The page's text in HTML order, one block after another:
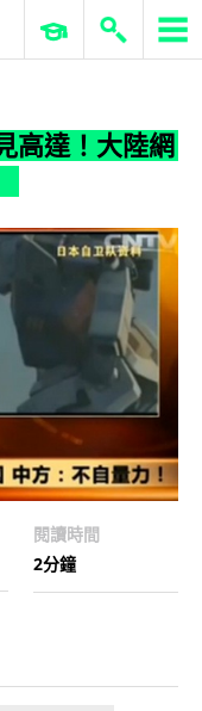
ERP 與商業 AI
高達！大陸網
閱讀時間
2分鐘